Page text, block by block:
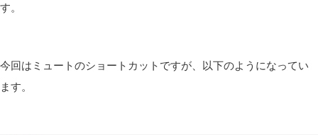
す。
今回はミュートのショートカットですが、以下のようになってい
ます。